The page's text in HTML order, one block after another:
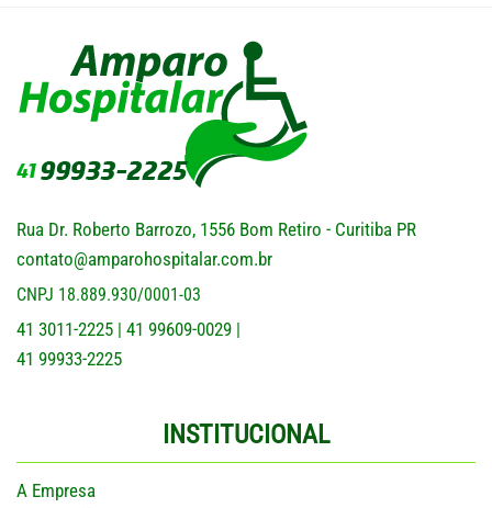
Rua Dr. Roberto Barrozo, 1556 Bom Retiro - Curitiba PR
contato@amparohospitalar.com.br
CNPJ 18.889.930/0001-03
41 3011-2225 | 41 99609-0029 |
41 99933-2225
INSTITUCIONAL
A Empresa